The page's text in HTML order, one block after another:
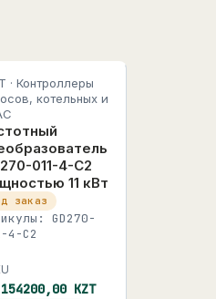
· Контроллеры
котельных и
011-4-C2
11 кВт
заказ
GD270-
4-C2
KZT